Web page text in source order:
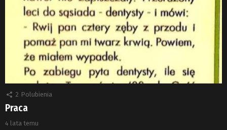
2 Polubienia
Praca
4 lata temu